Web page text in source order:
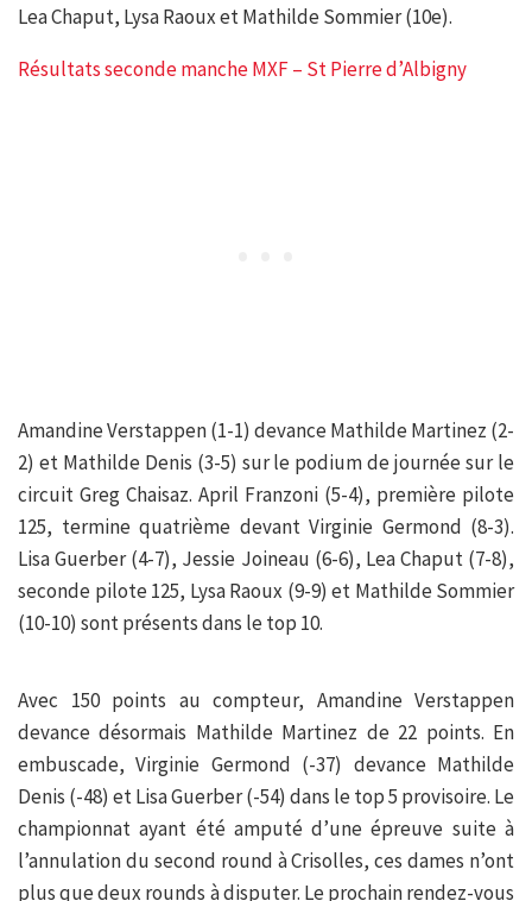
Lea Chaput, Lysa Raoux et Mathilde Sommier (10e).
Résultats seconde manche MXF – St Pierre d’Albigny
Amandine Verstappen (1-1) devance Mathilde Martinez (2-
2) et Mathilde Denis (3-5) sur le podium de journée sur le
circuit Greg Chaisaz. April Franzoni (5-4), première pilote
125, termine quatrième devant Virginie Germond (8-3).
Lisa Guerber (4-7), Jessie Joineau (6-6), Lea Chaput (7-8),
seconde pilote 125, Lysa Raoux (9-9) et Mathilde Sommier
(10-10) sont présents dans le top 10.
Avec 150 points au compteur, Amandine Verstappen
devance désormais Mathilde Martinez de 22 points. En
embuscade, Virginie Germond (-37) devance Mathilde
Denis (-48) et Lisa Guerber (-54) dans le top 5 provisoire. Le
championnat ayant été amputé d’une épreuve suite à
l’annulation du second round à Crisolles, ces dames n’ont
plus que deux rounds à disputer. Le prochain rendez-vous